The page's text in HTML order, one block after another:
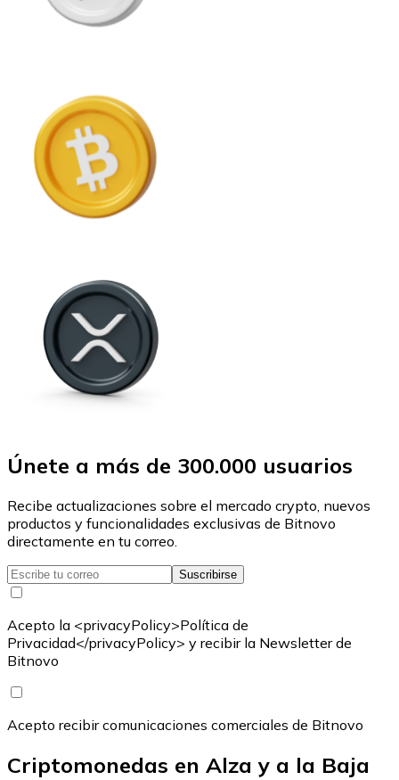
Únete a más de 300.000 usuarios
Recibe actualizaciones sobre el mercado crypto, nuevos
productos y funcionalidades exclusivas de Bitnovo
directamente en tu correo.
Suscribirse
Acepto la <privacyPolicy>Política de
Privacidad</privacyPolicy> y recibir la Newsletter de
Bitnovo
Acepto recibir comunicaciones comerciales de Bitnovo
Criptomonedas en Alza y a la Baja